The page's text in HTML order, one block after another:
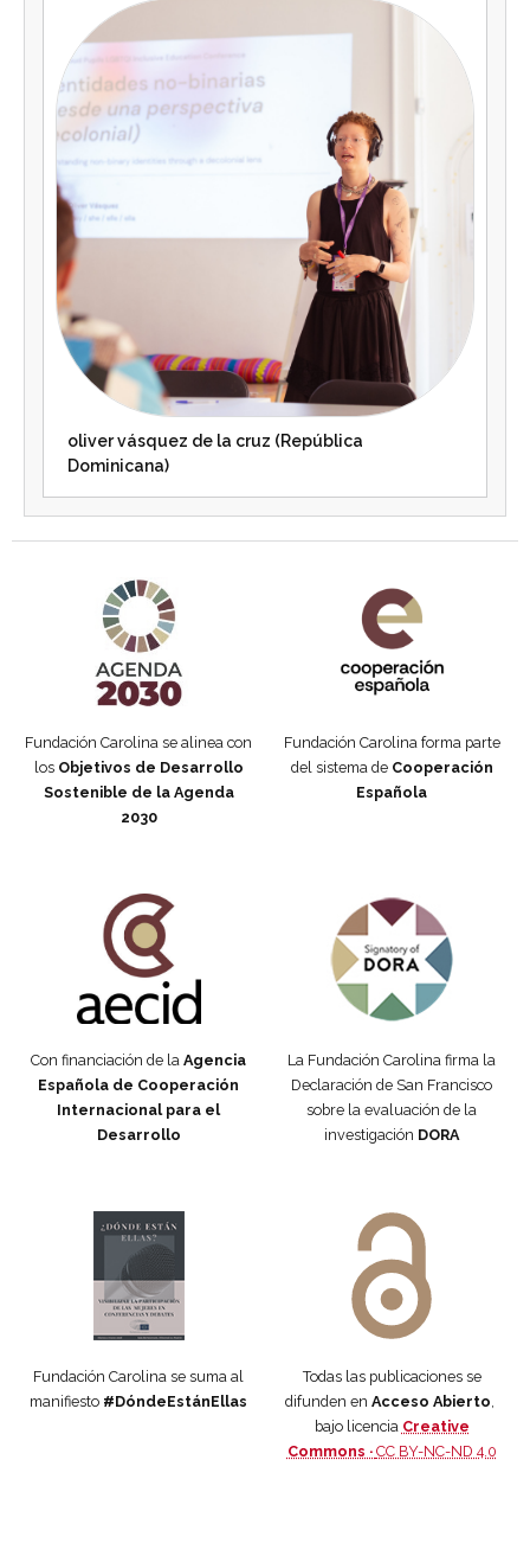
oliver vásquez de la cruz (República
Dominicana)
Fundación Carolina se alinea con
los Objetivos de Desarrollo
Sostenible de la Agenda
2030
Fundación Carolina forma parte
del sistema de Cooperación
Española
Con financiación de la Agencia
Española de Cooperación
Internacional para el
Desarrollo
La Fundación Carolina firma la
Declaración de San Francisco
sobre la evaluación de la
investigación DORA
Fundación Carolina se suma al
manifiesto #DóndeEstánEllas
Todas las publicaciones se
difunden en Acceso Abierto,
bajo licencia Creative
Commons · CC BY-NC-ND 4.0